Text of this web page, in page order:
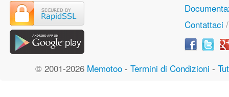
Contattaci
© 2001-2026 Memotoo- Termini di Condizioni -